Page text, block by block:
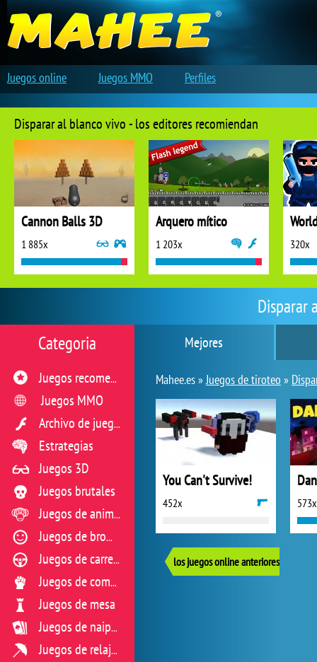
Disparar
Mejores
Mahee.es »Juegos de tiroteo »
You Can't Survive!
452x 573x
los juegos online anteriores
Categoria
Juegos recomendados
Juegos MMO
Archivo de juegos flash
Estrategias
Juegos 3D
Juegos brutales
Juegos de animales
Juegos de broma
Juegos de carreras
Juegos de combate
Juegos de mesa
Juegos de naipes
Juegos de relajación
Disparar al blanco vivo - los editores recomiendan
Cannon Balls 3D
1 885x
Arquero mítico
1 203x 320x
Juegos online Juegos MMO Perfiles